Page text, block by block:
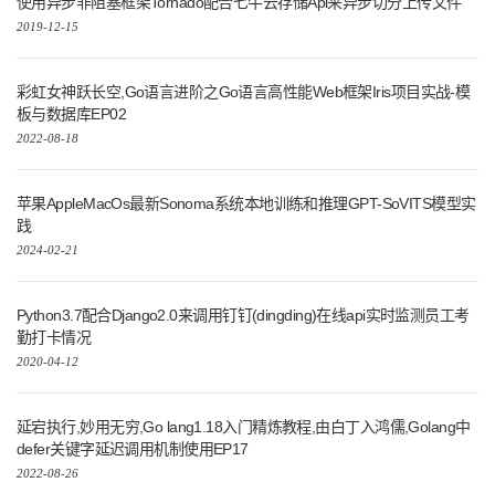
2019-12-15
彩虹女神跃长空,Go语言进阶之Go语言高性能Web框架Iris项目实战-模
板与数据库EP02
2022-08-18
苹果AppleMacOs最新Sonoma系统本地训练和推理GPT-SoVITS模型实
践
2024-02-21
Python3.7配合Django2.0来调用钉钉(dingding)在线api实时监测员工考
勤打卡情况
2020-04-12
延宕执行,妙用无穷,Go lang1.18入门精炼教程,由白丁入鸿儒,Golang中
defer关键字延迟调用机制使用EP17
2022-08-26